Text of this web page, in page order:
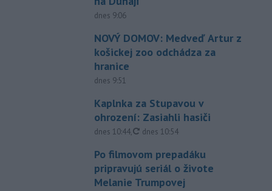
dnes 9:06
NOVÝ DOMOV: Medveď Artur z
košickej zoo odchádza za
hranice
dnes 9:51
Kaplnka za Stupavou v
ohrození: Zasiahli hasiči
dnes 10:44, aktualizované
dnes 10:54
Po filmovom prepadáku
pripravujú seriál o živote
Melanie Trumpovej